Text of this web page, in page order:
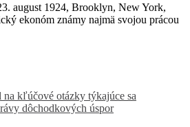
august 1924, Brooklyn, New York,
ekonóm známy najmä svojou prácou